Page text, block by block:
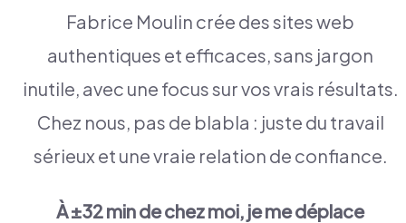
Fabrice Moulin crée des sites web
authentiques et efficaces, sans jargon
inutile, avec une focus sur vos vrais résultats.
Chez nous, pas de blabla : juste du travail
sérieux et une vraie relation de confiance.
À ±32 min de chez moi, je me déplace